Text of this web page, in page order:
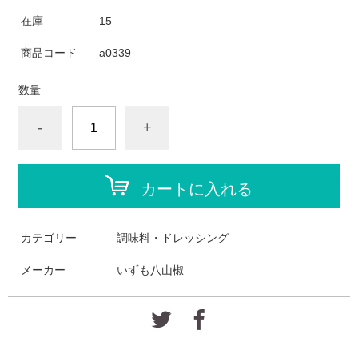
在庫 15
商品コード a0339
数量
- +
カートに入れる
カテゴリー 調味料・ドレッシング
メーカー いずも八山椒